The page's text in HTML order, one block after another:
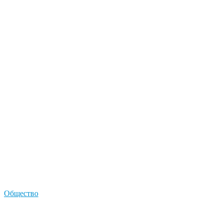
Общество